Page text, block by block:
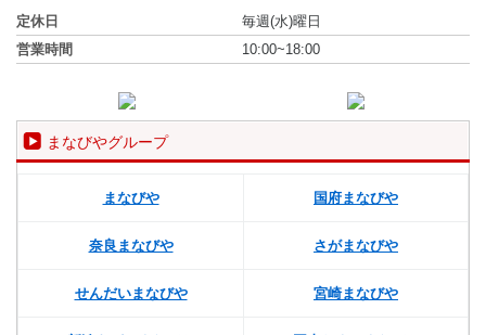
定休日
毎週(水)曜日
営業時間
10:00~18:00
まなびやグループ
まなびや 国府まなびや
奈良まなびや さがまなびや
せんだいまなびや 宮崎まなびや